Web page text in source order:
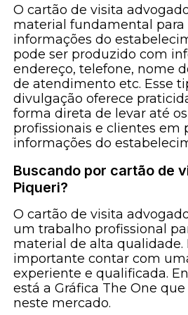
O cartão de visita
material fundamental para
informações do
pode ser produzido com
endereço, telefone, nome
de atendimento etc. Esse
divulgação oferece
forma direta de levar até
profissionais e clientes em
informações do
Buscando por cartão de
Piqueri?
O cartão de visita
um trabalho profissional
material de alta qualidade.
importante contar com
experiente e qualificada.
está a Gráfica The One que
neste mercado.